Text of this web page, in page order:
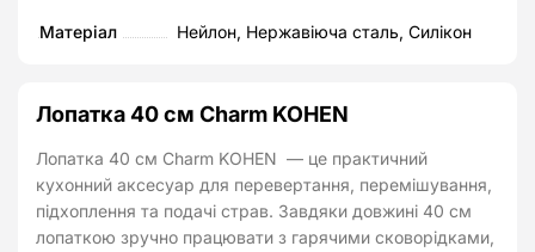
Kohen
Матеріал Нейлон, Нержавіюча сталь, Силікон
Лопатка 40 см Charm KOHEN
Лопатка 40 см Charm KOHEN — це практичний
кухонний аксесуар для перевертання, перемішування,
підхоплення та подачі страв. Завдяки довжині 40 см
лопаткою зручно працювати з гарячими сковорідками,